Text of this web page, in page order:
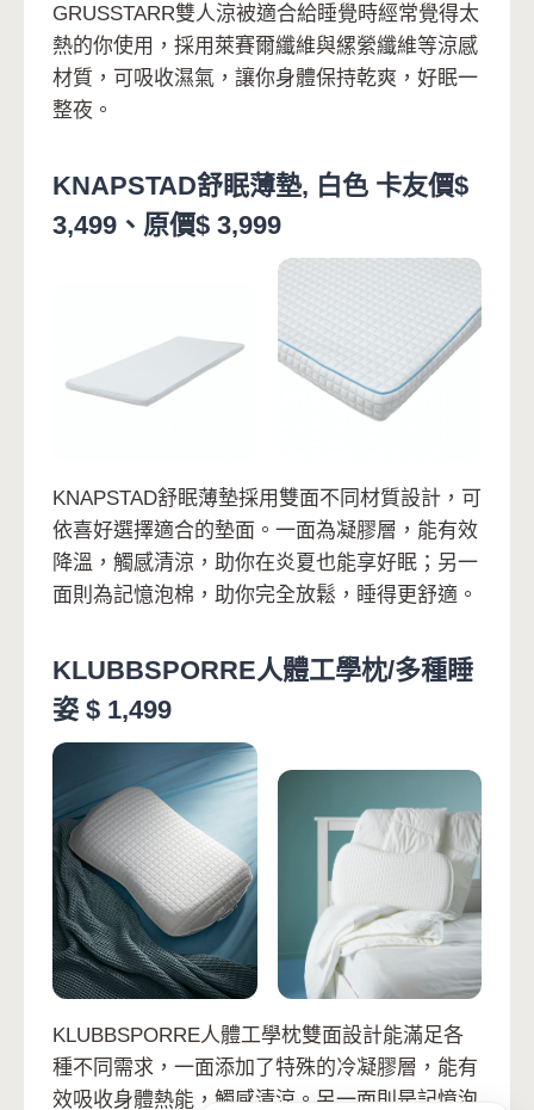
GRUSSTARR雙人涼被適合給睡覺時經常覺得太
熱的你使用，採用萊賽爾纖維與縲縈纖維等涼感
材質，可吸收濕氣，讓你身體保持乾爽，好眠一
整夜。
KNAPSTAD舒眠薄墊, 白色 卡友價$
3,499、原價$ 3,999
KNAPSTAD舒眠薄墊採用雙面不同材質設計，可
依喜好選擇適合的墊面。一面為凝膠層，能有效
降溫，觸感清涼，助你在炎夏也能享好眠；另一
面則為記憶泡棉，助你完全放鬆，睡得更舒適。
KLUBBSPORRE人體工學枕/多種睡
姿 $ 1,499
KLUBBSPORRE人體工學枕雙面設計能滿足各
種不同需求，一面添加了特殊的冷凝膠層，能有
效吸收身體熱能，觸感清涼。另一面則是記憶泡